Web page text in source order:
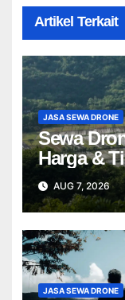
Artikel Terkait
JASA SEWA DRONE
Sewa
Harga &
AUG 7, 2026
JASA SEWA DRONE